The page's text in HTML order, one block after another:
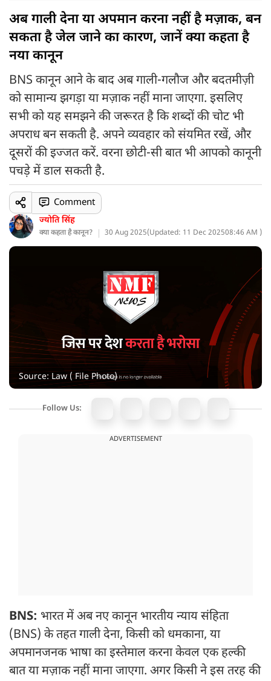
अब गाली देना या अपमान करना नहीं है मज़ाक, बन
सकता है जेल जाने का कारण, जानें क्या कहता है
नया कानून
BNS कानून आने के बाद अब गाली-गलौज और बदतमीज़ी
को सामान्य झगड़ा या मज़ाक नहीं माना जाएगा. इसलिए
सभी को यह समझने की जरूरत है कि शब्दों की चोट भी
अपराध बन सकती है. अपने व्यवहार को संयमित रखें, और
दूसरों की इज्जत करें. वरना छोटी-सी बात भी आपको कानूनी
पचड़े में डाल सकती है.
ज्योति सिंह
क्या कहता है कानून? 30 Aug 2025(Updated: 11 Dec 202508:46 AM )
Comment
Source: Law ( File Photo)
Follow Us:
ADVERTISEMENT
BNS: भारत में अब नए कानून भारतीय न्याय संहिता
(BNS) के तहत गाली देना, किसी को धमकाना, या
अपमानजनक भाषा का इस्तेमाल करना केवल एक हल्की
बात या मज़ाक नहीं माना जाएगा. अगर किसी ने इस तरह की